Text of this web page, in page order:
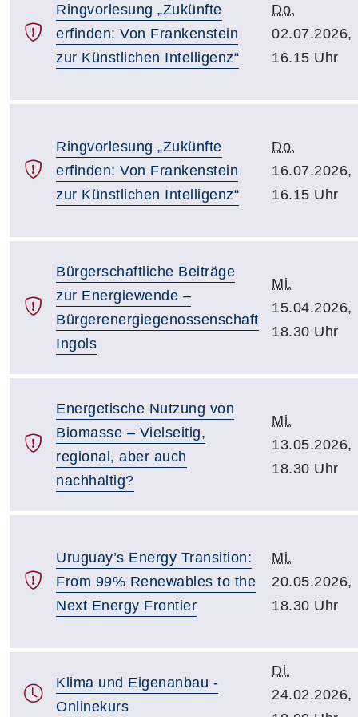
Ringvorlesung „Zukünfte
erfinden: Von Frankenstein
zur Künstlichen Intelligenz“
Do.
02.07.2026,
16.15 Uhr
Ringvorlesung „Zukünfte
erfinden: Von Frankenstein
zur Künstlichen Intelligenz“
Do.
16.07.2026,
16.15 Uhr
Bürgerschaftliche Beiträge
zur Energiewende –
Bürgerenergiegenossenschaft
Ingols
Mi.
15.04.2026,
18.30 Uhr
Energetische Nutzung von
Biomasse – Vielseitig,
regional, aber auch
nachhaltig?
Mi.
13.05.2026,
18.30 Uhr
Uruguay’s Energy Transition:
From 99% Renewables to the
Next Energy Frontier
Mi.
20.05.2026,
18.30 Uhr
Klima und Eigenanbau -
Onlinekurs
Di.
24.02.2026,